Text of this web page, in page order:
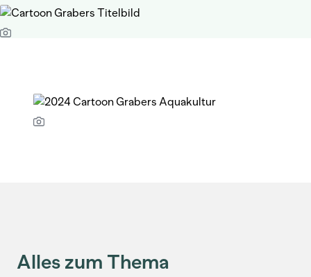
Alles zum Thema